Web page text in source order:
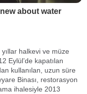
yıllar halkevi ve müze
Eylül’de kapatılan
kullanılan, uzun süre
Binası, restorasyon
ihalesiyle 2013